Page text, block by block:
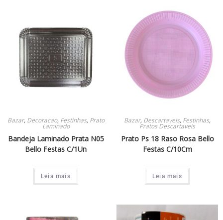
Bazar, Decoracao, Festinhas, Prato
Laminado
Bandeja Laminado Prata N05
Bello Festas C/1Un
Leia mais
Bazar, Descartaveis, Festinhas,
Pratos Descartaveis
Prato Ps 18 Raso Rosa Bello
Festas C/10Cm
Leia mais